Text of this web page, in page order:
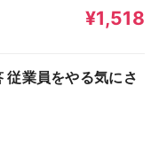
¥1,518
従業員をやる気にさ